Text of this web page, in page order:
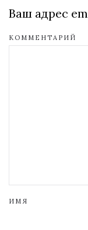
Ваш адрес
КОММЕНТАРИЙ
ИМЯ